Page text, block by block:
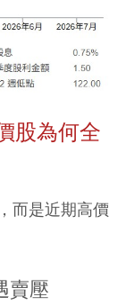
股為何全
而是近期高價
賣壓